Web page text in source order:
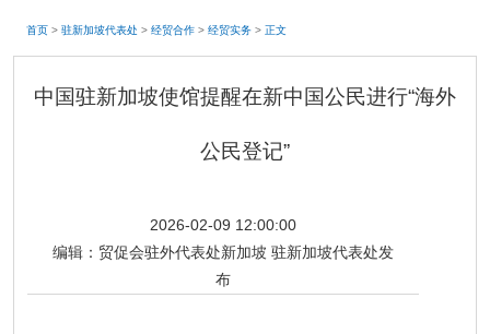
首页 > 驻新加坡代表处 > 经贸合作 > 经贸实务 > 正文
中国驻新加坡使馆提醒在新中国公民进行“海外
公民登记”
2026-02-09 12:00:00
编辑： 贸促会驻外代表处新加坡 驻新加坡代表处发
布